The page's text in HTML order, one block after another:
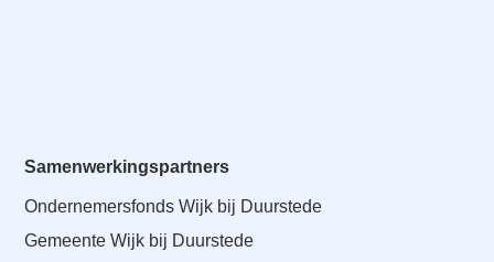
Samenwerkingspartners
Ondernemersfonds Wijk bij Duurstede
Gemeente Wijk bij Duurstede